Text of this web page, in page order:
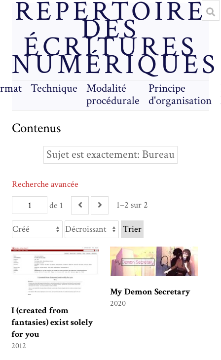
RÉPERTOIRE
DES
ÉCRITURES
NUMÉRIQUES
Technique
Modalité
procédurale
Principe
d'organisation
Contenus
Sujet est exactement Bureau
de 1 1–2 sur 2
Recherche avancée
Trier
I (created from
fantasies) exist solely
for you
2012
My Demon Secretary
2020